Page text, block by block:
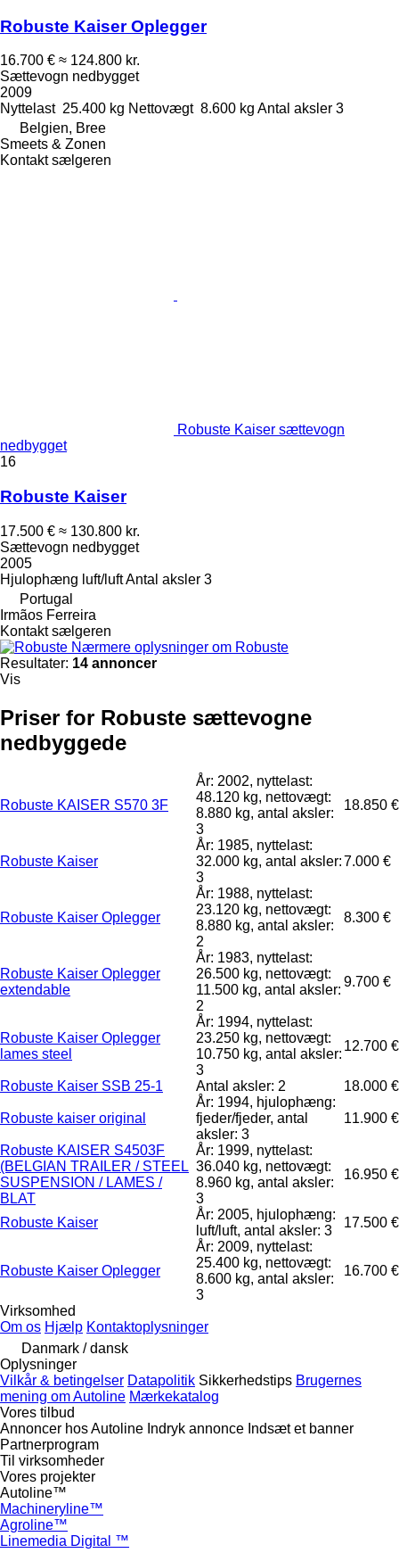
Robuste Kaiser Oplegger
16.700 € ≈ 124.800 kr.
Sættevogn nedbygget
2009
Nyttelast 25.400 kg Nettovægt 8.600 kg Antal aksler 3
Belgien, Bree
Smeets & Zonen
Kontakt sælgeren
Robuste Kaiser sættevogn
nedbygget
16
Robuste Kaiser
17.500 € ≈ 130.800 kr.
Sættevogn nedbygget
2005
Hjulophæng luft/luftAntal aksler 3
Portugal
Irmãos Ferreira
Kontakt sælgeren
Nærmere oplysninger om Robuste
Resultater: 14 annoncer
Vis
Priser for Robuste sættevogne
nedbyggede
Robuste KAISER S570 3F
År: 2002, nyttelast:
48.120 kg, nettovægt:
8.880 kg, antal aksler:
3
18.850 €
Robuste Kaiser
År: 1985, nyttelast:
32.000 kg, antal aksler:
3
7.000 €
Robuste Kaiser Oplegger
År: 1988, nyttelast:
23.120 kg, nettovægt:
8.880 kg, antal aksler:
2
8.300 €
Robuste Kaiser Oplegger
extendable
År: 1983, nyttelast:
26.500 kg, nettovægt:
11.500 kg, antal aksler:
2
9.700 €
Robuste Kaiser Oplegger
lames steel
År: 1994, nyttelast:
23.250 kg, nettovægt:
10.750 kg, antal aksler:
3
12.700 €
Robuste Kaiser SSB 25-1 Antal aksler: 2 18.000 €
Robuste kaiser original
År: 1994, hjulophæng:
fjeder/fjeder, antal
aksler: 3
11.900 €
Robuste KAISER S4503F
(BELGIAN TRAILER / STEEL
SUSPENSION / LAMES /
BLAT
År: 1999, nyttelast:
36.040 kg, nettovægt:
8.960 kg, antal aksler:
3
16.950 €
Robuste Kaiser
År: 2005, hjulophæng:
luft/luft, antal aksler: 3
17.500 €
Robuste Kaiser Oplegger
År: 2009, nyttelast:
25.400 kg, nettovægt:
8.600 kg, antal aksler:
3
16.700 €
Virksomhed
Om os Hjælp Kontaktoplysninger
Danmark / dansk
Oplysninger
Vilkår & betingelser Datapolitik Sikkerhedstips Brugernes
mening om Autoline Mærkekatalog
Vores tilbud
Annoncer hos Autoline Indryk annonce Indsæt et banner
Partnerprogram
Til virksomheder
Vores projekter
Autoline™
Machineryline™
Agroline™
Linemedia Digital ™